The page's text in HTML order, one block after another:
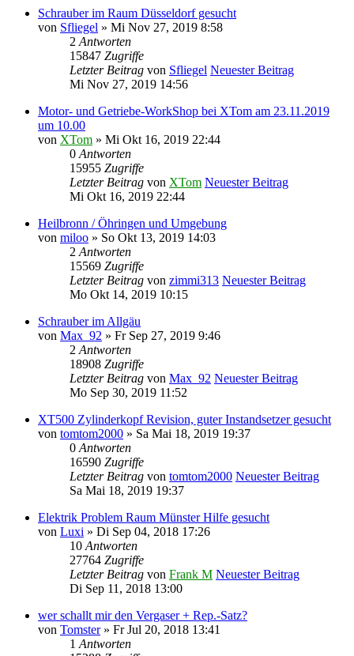
Schrauber im Raum Düsseldorf gesucht
von Sfliegel » Mi Nov 27, 2019 8:58
2 Antworten
15847 Zugriffe
Letzter Beitrag von Sfliegel Neuester Beitrag
Mi Nov 27, 2019 14:56
Motor- und Getriebe-WorkShop bei XTom am 23.11.2019
um 10.00
von XTom » Mi Okt 16, 2019 22:44
0 Antworten
15955 Zugriffe
Letzter Beitrag von XTom Neuester Beitrag
Mi Okt 16, 2019 22:44
Heilbronn / Öhringen und Umgebung
von miloo » So Okt 13, 2019 14:03
2 Antworten
15569 Zugriffe
Letzter Beitrag von zimmi313 Neuester Beitrag
Mo Okt 14, 2019 10:15
Schrauber im Allgäu
von Max_92 » Fr Sep 27, 2019 9:46
2 Antworten
18908 Zugriffe
Letzter Beitrag von Max_92 Neuester Beitrag
Mo Sep 30, 2019 11:52
XT500 Zylinderkopf Revision, guter Instandsetzer gesucht
von tomtom2000 » Sa Mai 18, 2019 19:37
0 Antworten
16590 Zugriffe
Letzter Beitrag von tomtom2000 Neuester Beitrag
Sa Mai 18, 2019 19:37
Elektrik Problem Raum Münster Hilfe gesucht
von Luxi » Di Sep 04, 2018 17:26
10 Antworten
27764 Zugriffe
Letzter Beitrag von Frank M Neuester Beitrag
Di Sep 11, 2018 13:00
wer schallt mir den Vergaser + Rep.-Satz?
von Tomster» Fr Jul 20, 2018 13:41
1 Antworten